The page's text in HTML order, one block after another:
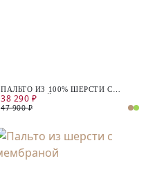
ПАЛЬТО ИЗ 100% ШЕРСТИ С
МЕМБРАНОЙ
38 290 ₽
47 900 ₽